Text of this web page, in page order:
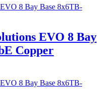
EVO 8 Bay
Copper